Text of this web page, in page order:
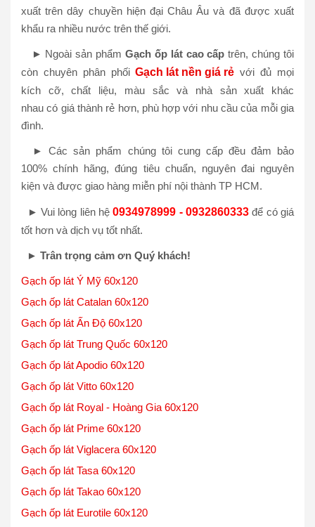
xuất trên dây chuyền hiện đại Châu Âu và đã được xuất
khẩu ra nhiều nước trên thế giới.
► Ngoài sản phẩm Gạch ốp lát cao cấp trên, chúng tôi
còn chuyên phân phốiGạch lát nền giá rẻ với đủ mọi
kích cỡ, chất liệu, màu sắc và nhà sản xuất khác
nhau có giá thành rẻ hơn, phù hợp với nhu cầu của mỗi gia
đình.
► Các sản phẩm chúng tôi cung cấp đều đảm bảo
100% chính hãng, đúng tiêu chuẩn, nguyên đai nguyên
kiện và được giao hàng miễn phí nội thành TP HCM.
► Vui lòng liên hệ0934978999 - 0932860333 để có giá
tốt hơn và dịch vụ tốt nhất.
► Trân trọng cảm ơn Quý khách!
Gạch ốp lát Ý Mỹ 60x120
Gạch ốp lát Catalan 60x120
Gạch ốp lát Ấn Độ 60x120
Gạch ốp lát Trung Quốc 60x120
Gạch ốp lát Apodio 60x120
Gạch ốp lát Vitto 60x120
Gạch ốp lát Royal - Hoàng Gia 60x120
Gạch ốp lát Prime 60x120
Gạch ốp lát Viglacera 60x120
Gạch ốp lát Tasa 60x120
Gạch ốp lát Takao 60x120
Gạch ốp lát Eurotile 60x120